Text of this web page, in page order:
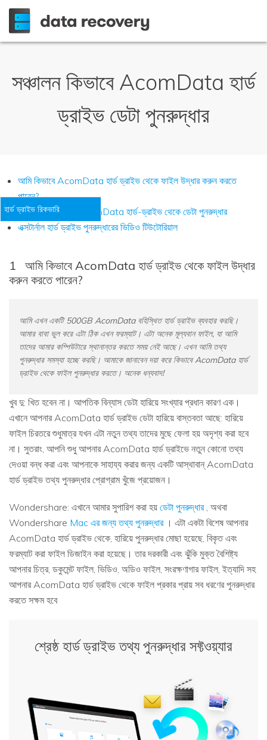
সঞ্চালন কিভাবে AcomData হার্ড
ড্রাইভ ডেটা পুনরুদ্ধার
আমি কিভাবে AcomData হার্ড ড্রাইভ থেকে ফাইল উদ্ধার করুন করতে
পারেন?
3 টি ধাপের মাধ্যমে AcomData হার্ড-ড্রাইভ থেকে ডেটা পুনরুদ্ধার
এক্সটার্নাল হার্ড ড্রাইভ পুনরুদ্ধারের ভিডিও টিউটোরিয়াল
1
আমি কিভাবে AcomData হার্ড ড্রাইভ থেকে ফাইল উদ্ধার
করুন করতে পারেন?
আমি এখন একটি 500GB AcomData বহিস্থিত হার্ড ড্রাইভ ব্যবহার করছি।
আমার বাবা ভুল করে এটা ঠিক এখন ফরম্যাট। এটা অনেক মূল্যবান ফাইল, যা আমি
তাদের আমার কম্পিউটারে স্থানান্তর করতে সময় নেই আছে। এখন আমি তথ্য
পুনরুদ্ধার সমস্যা হচ্ছে করছি। আমাকে জানাবেন দয়া করে কিভাবে AcomData হার্ড
ড্রাইভ থেকে ফাইল পুনরুদ্ধার করতে। অনেক ধন্যবাদ!
খুব দু: খিত হবেন না। আপতিক বিন্যাস ডেটা হারিয়ে সংখ্যার প্রধান কারণ এক।
এখানে আপনার AcomData হার্ড ড্রাইভ ডেটা হারিয়ে বাস্তবতা আছে: হারিয়ে
ফাইল চিরতরে শুধুমাত্র যখন এটা নতুন তথ্য তাদের মুছে ফেলা হয় অদৃশ্য করা হবে
না। সুতরাং, আপনি শুধু আপনার AcomData হার্ড ড্রাইভে নতুন কোনো তথ্য
দেওয়া বন্ধ করা এবং আপনাকে সাহায্য করার জন্য একটি আস্থাবান্ AcomData
হার্ড ড্রাইভ তথ্য পুনরুদ্ধার প্রোগ্রাম খুঁজে প্রয়োজন।
Wondershare: এখানে আমার সুপারিশ করা হয় ডেটা পুনরুদ্ধার, অথবা
Wondershare Mac এর জন্য তথ্য পুনরুদ্ধার। এটা একটা বিশেষ আপনার
AcomData হার্ড ড্রাইভ থেকে, হারিয়ে পুনরুদ্ধার মোছা হয়েছে, বিকৃত এবং
ফরম্যাট করা ফাইল ডিজাইন করা হয়েছে। তার দরকারী এবং ঝুঁকি মুক্ত বৈশিষ্ট্য
আপনার চিত্র, ডকুমেন্ট ফাইল, ভিডিও, অডিও ফাইল, সংরক্ষণাগার ফাইল, ইত্যাদি সহ
আপনার AcomData হার্ড ড্রাইভ থেকে ফাইল প্রকার প্রায় সব ধরণের পুনরুদ্ধার
করতে সক্ষম হবে
শ্রেষ্ঠ হার্ড ড্রাইভ তথ্য পুনরুদ্ধার সফ্টওয়্যার
হার্ড ড্রাইভ রিকভারি